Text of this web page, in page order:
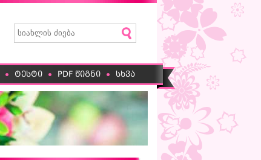
ტესტი PDF წიგნი სხვა